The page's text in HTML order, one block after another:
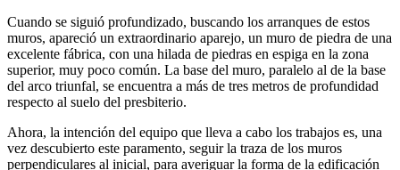
Cuando se siguió profundizado, buscando los arranques de estos
muros, apareció un extraordinario aparejo, un muro de piedra de una
excelente fábrica, con una hilada de piedras en espiga en la zona
superior, muy poco común. La base del muro, paralelo al de la base
del arco triunfal, se encuentra a más de tres metros de profundidad
respecto al suelo del presbiterio.
Ahora, la intención del equipo que lleva a cabo los trabajos es, una
vez descubierto este paramento, seguir la traza de los muros
perpendiculares al inicial, para averiguar la forma de la edificación